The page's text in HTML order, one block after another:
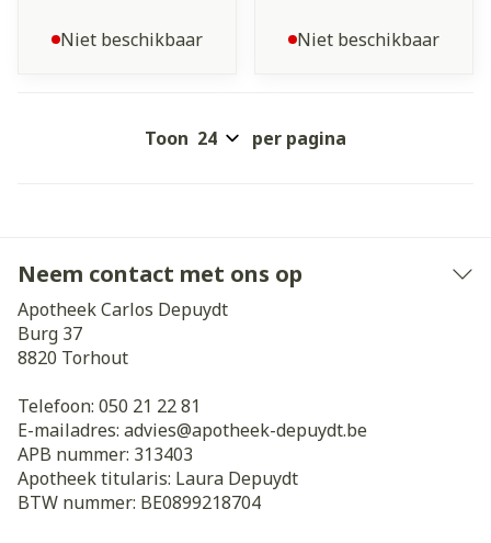
Niet beschikbaar Niet beschikbaar
Toon per pagina
Neem contact met ons op
Apotheek Carlos Depuydt
Burg 37
8820 Torhout
Telefoon: 050 21 22 81
E-mailadres: advies@apotheek-depuydt.be
APB nummer: 313403
Apotheek titularis: Laura Depuydt
BTW nummer: BE0899218704